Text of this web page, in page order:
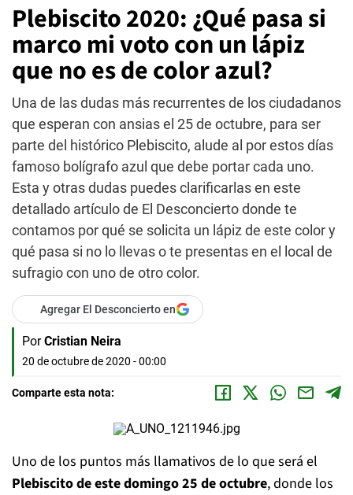
Plebiscito 2020: ¿Qué pasa si
marco mi voto con un lápiz
que no es de color azul?
Una de las dudas más recurrentes de los ciudadanos
que esperan con ansias el 25 de octubre, para ser
parte del histórico Plebiscito, alude al por estos días
famoso bolígrafo azul que debe portar cada uno.
Esta y otras dudas puedes clarificarlas en este
detallado artículo de El Desconcierto donde te
contamos por qué se solicita un lápiz de este color y
qué pasa si no lo llevas o te presentas en el local de
sufragio con uno de otro color.
Agregar El Desconcierto en
Por Cristian Neira
20 de octubre de 2020 - 00:00
Comparte esta nota:
Uno de los puntos más llamativos de lo que será el
Plebiscito de este domingo 25 de octubre, donde los